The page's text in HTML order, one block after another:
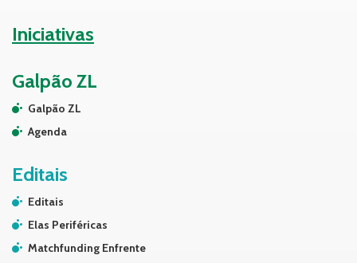
Iniciativas
Galpão ZL
Galpão ZL
Agenda
Editais
Editais
Elas Periféricas
Matchfunding Enfrente